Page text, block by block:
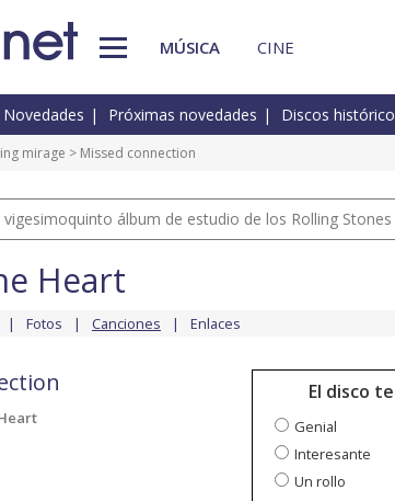
MÚSICA CINE
Novedades Próximas novedades Discos
mirage > Missed connection
álbum de estudio de los Rolling Stones
Heart
Fotos Canciones Enlaces
El disco
Genial
Interesante
Un rollo